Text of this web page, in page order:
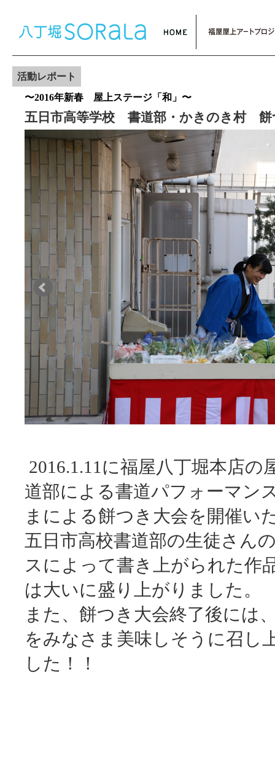
活動レポート
〜2016年新春 屋上ステージ「和」〜
五日市高等学校 書道部・かきのき村 餅
2016.1.11に福屋八丁堀本店の
道部による書道パフォーマン
まによる餅つき大会を開催い
五日市高校書道部の生徒さん
スによって書き上がられた作
は大いに盛り上がりました。
また、餅つき大会終了後には
をみなさま美味しそうに召し
した！！